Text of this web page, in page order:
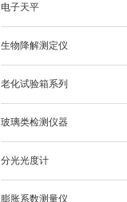
电子天平
生物降解测定仪
老化试验箱系列
玻璃类检测仪器
分光光度计
膨胀系数测量仪